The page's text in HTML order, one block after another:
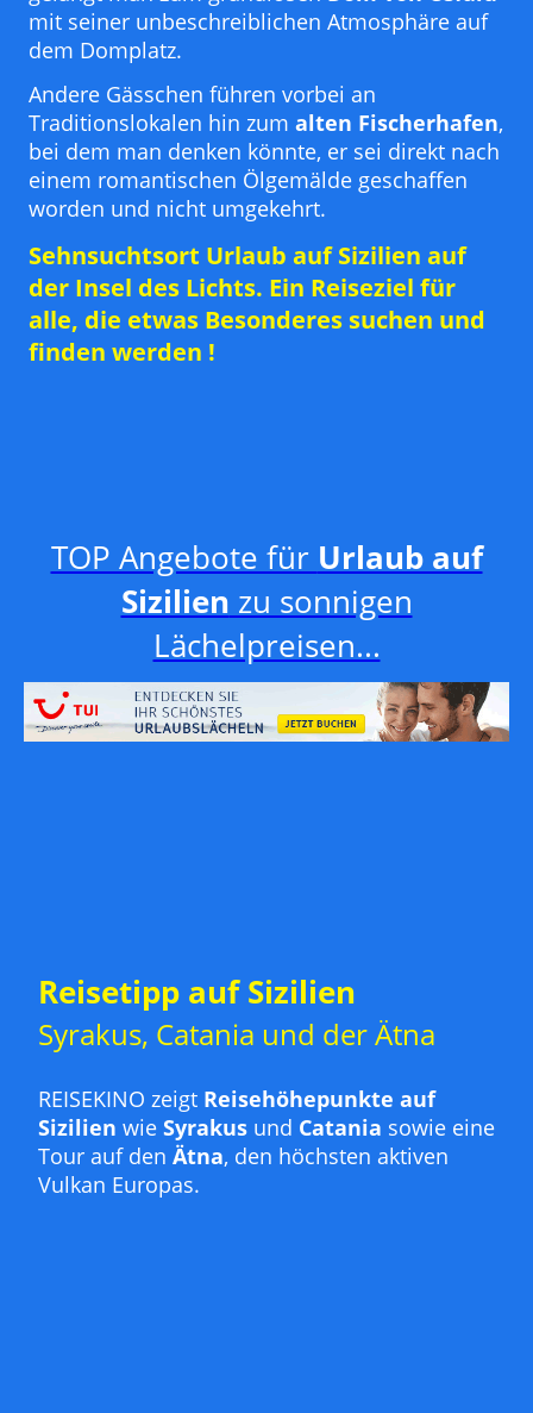
mit seiner unbeschreiblichen Atmosphäre auf
dem Domplatz.
Andere Gässchen führen vorbei an
Traditionslokalen hin zum alten Fischerhafen,
bei dem man denken könnte, er sei direkt nach
einem romantischen Ölgemälde geschaffen
worden und nicht umgekehrt.
Sehnsuchtsort Urlaub auf Sizilien auf
der Insel des Lichts. Ein Reiseziel für
alle, die etwas Besonderes suchen und
finden werden !
TOP Angebote für Urlaub auf
Sizilien zu sonnigen
Lächelpreisen...
Reisetipp auf Sizilien
Syrakus, Catania und der Ätna
REISEKINO zeigt Reisehöhepunkte auf
Sizilien wie Syrakus und Catania sowie eine
Tour auf den Ätna, den höchsten aktiven
Vulkan Europas.